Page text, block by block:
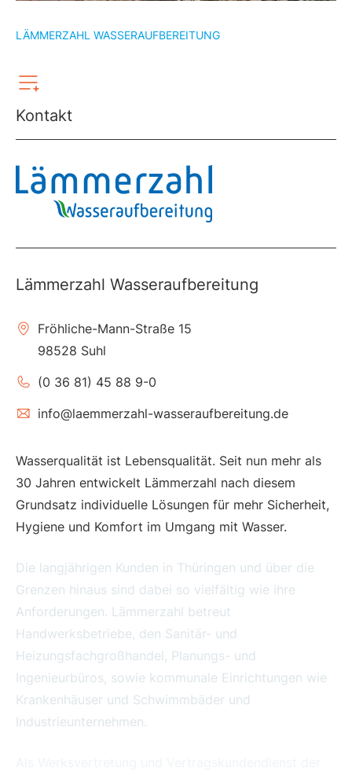
LÄMMERZAHL WASSERAUFBEREITUNG
Kontakt
Lämmerzahl Wasseraufbereitung
Fröhliche-Mann-Straße 15
98528 Suhl
(0 36 81) 45 88 9-0
info@laemmerzahl-wasseraufbereitung.de
Wasserqualität ist Lebensqualität. Seit nun mehr als
30 Jahren entwickelt Lämmerzahl nach diesem
Grundsatz individuelle Lösungen für mehr Sicherheit,
Hygiene und Komfort im Umgang mit Wasser.
Die langjährigen Kunden in Thüringen und über die
Grenzen hinaus sind dabei so vielfältig wie ihre
Anforderungen. Lämmerzahl betreut
Handwerksbetriebe, den Sanitär- und
Heizungsfachgroßhandel, Planungs- und
Ingenieurbüros, sowie kommunale Einrichtungen wie
Krankenhäuser und Schwimmbäder und
Industrieunternehmen.